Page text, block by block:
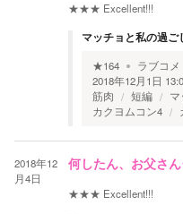
★★★ Excellent!!!
マッチョと私の過ご
★164 ラブコメ
2018年12月1日
筋肉
短編 マ
カクヨムコン4
2018年12
月4日
何したん、お父さ
★★★ Excellent!!!